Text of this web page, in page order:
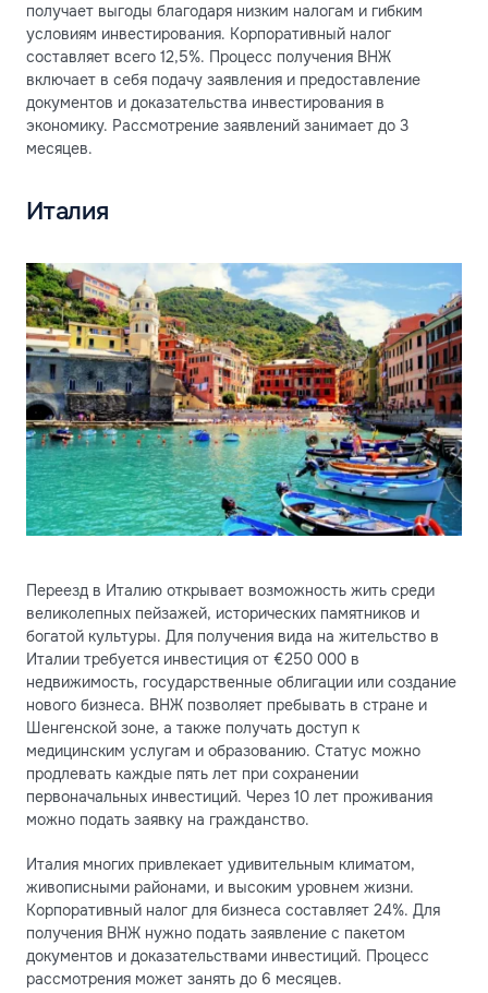
получает выгоды благодаря низким налогам и гибким
условиям инвестирования. Корпоративный налог
составляет всего 12,5%. Процесс получения ВНЖ
включает в себя подачу заявления и предоставление
документов и доказательства инвестирования в
экономику. Рассмотрение заявлений занимает до 3
месяцев.
Италия
Переезд в Италию открывает возможность жить среди
великолепных пейзажей, исторических памятников и
богатой культуры. Для получения вида на жительство в
Италии требуется инвестиция от €250 000 в
недвижимость, государственные облигации или создание
нового бизнеса. ВНЖ позволяет пребывать в стране и
Шенгенской зоне, а также получать доступ к
медицинским услугам и образованию. Статус можно
продлевать каждые пять лет при сохранении
первоначальных инвестиций. Через 10 лет проживания
можно подать заявку на гражданство.
Италия многих привлекает удивительным климатом,
живописными районами, и высоким уровнем жизни.
Корпоративный налог для бизнеса составляет 24%. Для
получения ВНЖ нужно подать заявление с пакетом
документов и доказательствами инвестиций. Процесс
рассмотрения может занять до 6 месяцев.